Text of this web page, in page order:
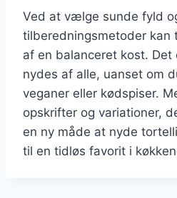
Ved at vælge sunde fyld
tilberedningsmetoder kan
af en balanceret kost. Det
nydes af alle, uanset om
veganer eller kødspiser.
opskrifter og variationer,
en ny måde at nyde
til en tidløs favorit i